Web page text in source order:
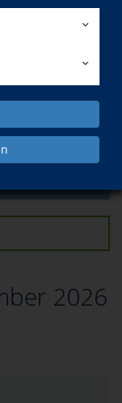
im
für
2026